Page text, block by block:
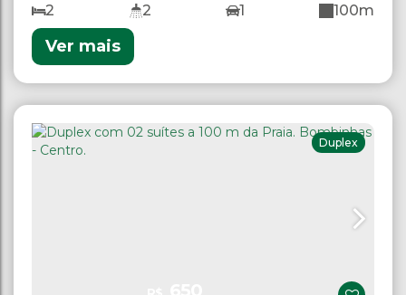
2 2 1 100m
Ver mais
Duplex